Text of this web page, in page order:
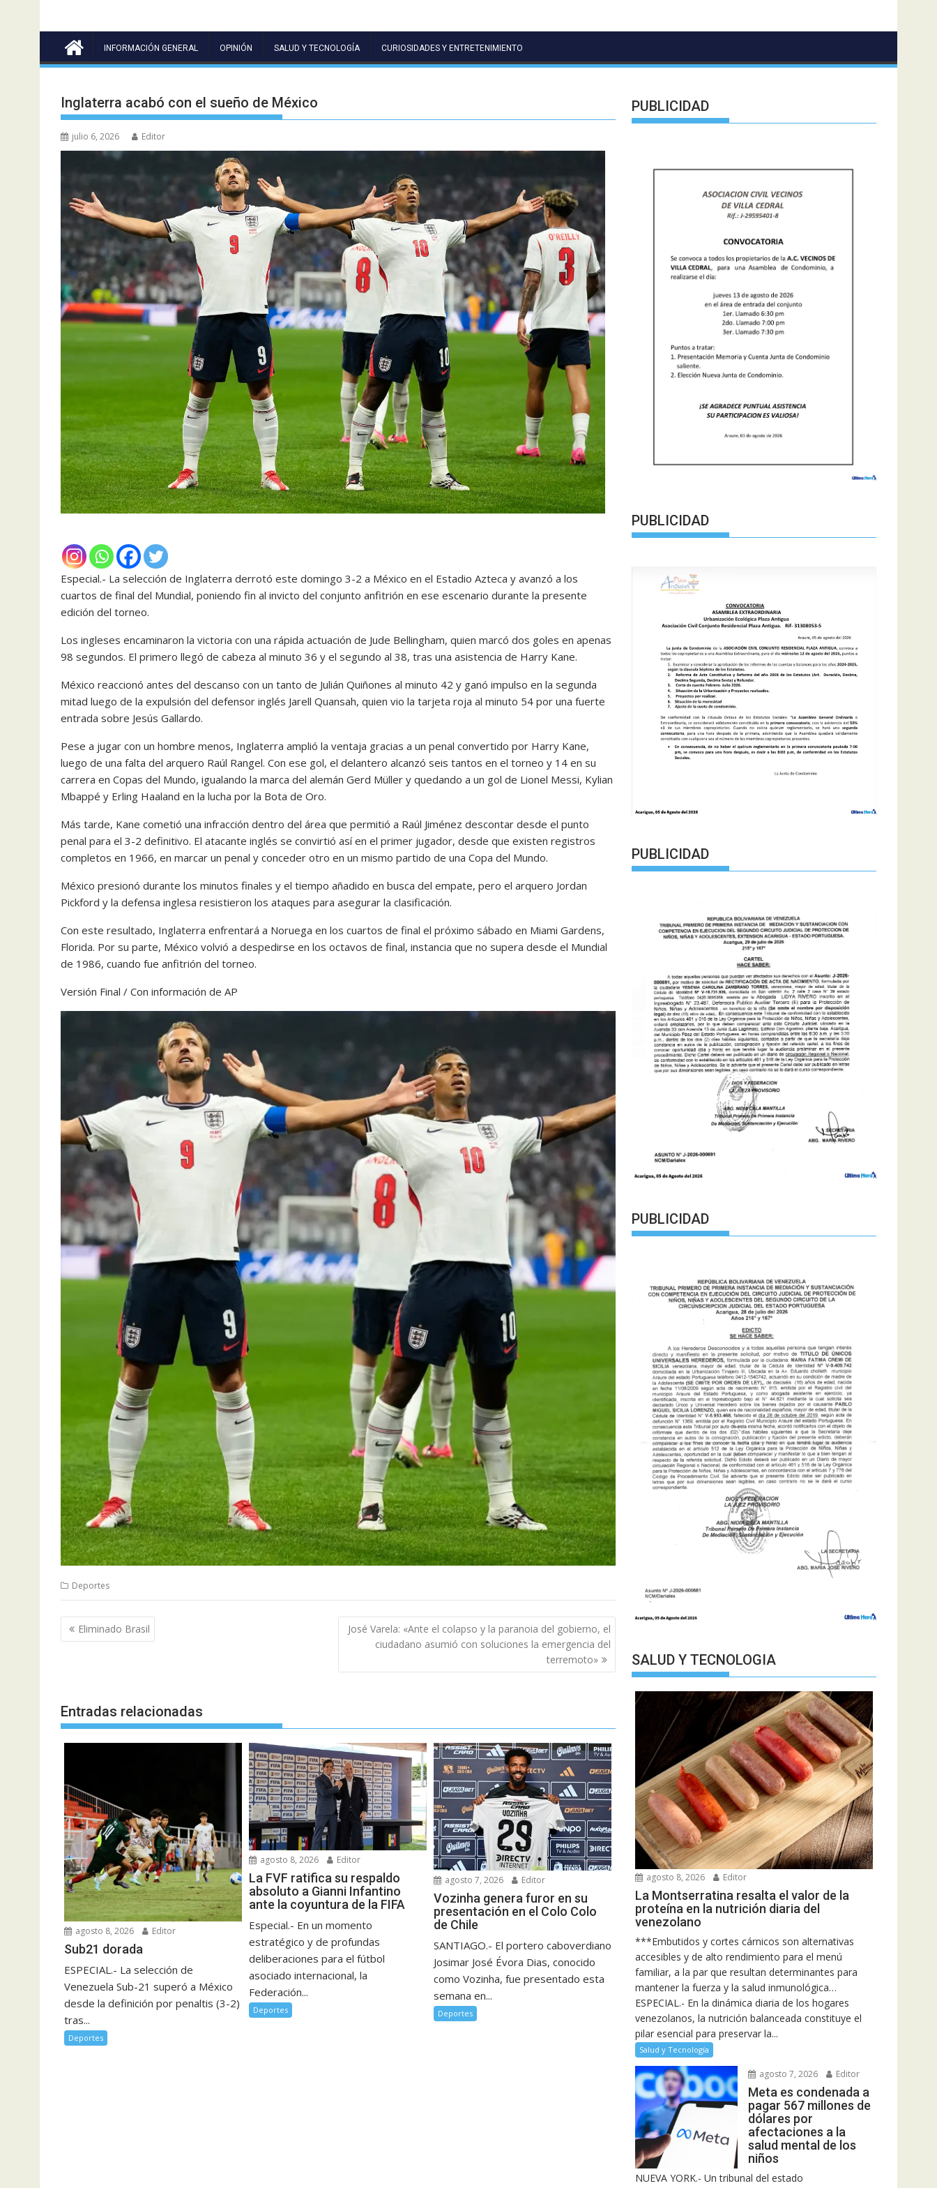
INFORMACIÓN GENERAL OPINIÓN SALUD Y TECNOLOGÍA CURIOSIDADES Y ENTRETENIMIENTO
Inglaterra acabó con el sueño de México
julio 6, 2026 Editor
Especial.- La selección de Inglaterra derrotó este domingo 3-2 a México en el Estadio Azteca y avanzó a los
cuartos de final del Mundial, poniendo fin al invicto del conjunto anfitrión en ese escenario durante la presente
edición del torneo.
Los ingleses encaminaron la victoria con una rápida actuación de Jude Bellingham, quien marcó dos goles en apenas
98 segundos. El primero llegó de cabeza al minuto 36 y el segundo al 38, tras una asistencia de Harry Kane.
México reaccionó antes del descanso con un tanto de Julián Quiñones al minuto 42 y ganó impulso en la segunda
mitad luego de la expulsión del defensor inglés Jarell Quansah, quien vio la tarjeta roja al minuto 54 por una fuerte
entrada sobre Jesús Gallardo.
Pese a jugar con un hombre menos, Inglaterra amplió la ventaja gracias a un penal convertido por Harry Kane,
luego de una falta del arquero Raúl Rangel. Con ese gol, el delantero alcanzó seis tantos en el torneo y 14 en su
carrera en Copas del Mundo, igualando la marca del alemán Gerd Müller y quedando a un gol de Lionel Messi, Kylian
Mbappé y Erling Haaland en la lucha por la Bota de Oro.
Más tarde, Kane cometió una infracción dentro del área que permitió a Raúl Jiménez descontar desde el punto
penal para el 3-2 definitivo. El atacante inglés se convirtió así en el primer jugador, desde que existen registros
completos en 1966, en marcar un penal y conceder otro en un mismo partido de una Copa del Mundo.
México presionó durante los minutos finales y el tiempo añadido en busca del empate, pero el arquero Jordan
Pickford y la defensa inglesa resistieron los ataques para asegurar la clasificación.
Con este resultado, Inglaterra enfrentará a Noruega en los cuartos de final el próximo sábado en Miami Gardens,
Florida. Por su parte, México volvió a despedirse en los octavos de final, instancia que no supera desde el Mundial
de 1986, cuando fue anfitrión del torneo.
Versión Final / Con información de AP
Deportes
Navegación
de
Eliminado Brasil
José Varela: «Ante el colapso y la paranoia del gobierno, el
ciudadano asumió con soluciones la emergencia del
terremoto»
Entradas relacionadas
agosto 8, 2026 Editor
Sub21 dorada
ESPECIAL.- La selección de
Venezuela Sub-21 superó a México
desde la definición por penaltis (3-2)
tras...
Deportes
agosto 8, 2026 Editor
La FVF ratifica su respaldo
absoluto a Gianni Infantino
ante la coyuntura de la FIFA
Especial.- En un momento
estratégico y de profundas
deliberaciones para el fútbol
asociado internacional, la
Federación...
Deportes
agosto 7, 2026 Editor
Vozinha genera furor en su
presentación en el Colo Colo
de Chile
SANTIAGO.- El portero caboverdiano
Josimar José Évora Dias, conocido
como Vozinha, fue presentado esta
semana en...
Deportes
PUBLICIDAD
PUBLICIDAD
PUBLICIDAD
PUBLICIDAD
SALUD Y TECNOLOGIA
agosto 8, 2026 Editor
La Montserratina resalta el valor de la
proteína en la nutrición diaria del
venezolano
***Embutidos y cortes cárnicos son alternativas
accesibles y de alto rendimiento para el menú
familiar, a la par que resultan determinantes para
mantener la fuerza y la salud inmunológica…
ESPECIAL.- En la dinámica diaria de los hogares
venezolanos, la nutrición balanceada constituye el
pilar esencial para preservar la...
Salud y Tecnología
agosto 7, 2026 Editor
Meta es condenada a
pagar 567 millones de
dólares por
afectaciones a la
salud mental de los
niños
NUEVA YORK.- Un tribunal del estado